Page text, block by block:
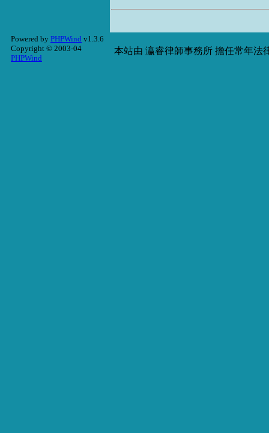
Powered by PHPWind v1.3.6
Copyright © 2003-04
PHPWind
本站由 瀛睿律師事務所 擔任常年法